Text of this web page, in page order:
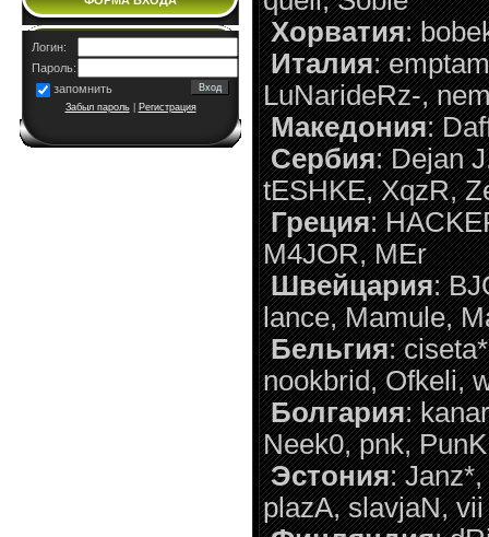
Логин:
Пароль:
запомнить
Забыл пароль| Регистрация
Хорватия:
Италия:
LuNarideRz-,
Македония:
Сербия: Dejan
tESHKE, XqzR,
Греция:
M4JOR, MEr
Швейцария:
lance, Mamule,
Бельгия:
nookbrid, Ofkeli,
Болгария:
Neek0, pnk, PunK
Эстония:
plazA, slavjaN, vii